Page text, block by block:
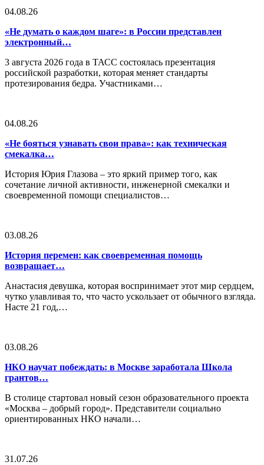
04.08.26
«Не думать о каждом шаге»: в России представлен
электронный…
3 августа 2026 года в ТАСС состоялась презентация
российской разработки, которая меняет стандарты
протезирования бедра. Участниками…
04.08.26
«Не бояться узнавать свои права»: как техническая
смекалка…
История Юрия Глазова – это яркий пример того, как
сочетание личной активности, инженерной смекалки и
своевременной помощи специалистов…
03.08.26
История перемен: как своевременная помощь
возвращает…
Анастасия девушка, которая воспринимает этот мир сердцем,
чутко улавливая то, что часто ускользает от обычного взгляда.
Насте 21 год,…
03.08.26
НКО научат побеждать: в Москве заработала Школа
грантов…
В столице стартовал новый сезон образовательного проекта
«Москва – добрый город». Представители социально
ориентированных НКО начали…
31.07.26